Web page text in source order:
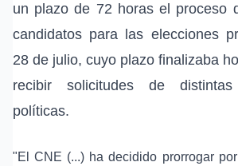
un plazo de 72 horas el proceso
candidatos para las elecciones
28 de julio, cuyo plazo finalizaba
recibir solicitudes de distintas
políticas.
"El CNE (...) ha decidido prorrogar